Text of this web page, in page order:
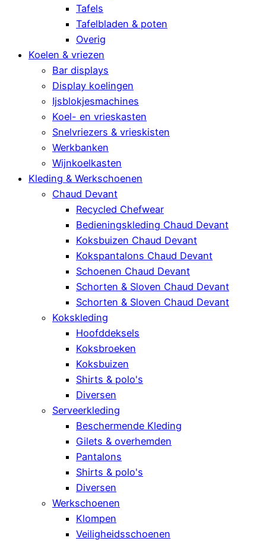
Tafels
Tafelbladen & poten
Overig
Koelen & vriezen
Bar displays
Display koelingen
Ijsblokjesmachines
Koel- en vrieskasten
Snelvriezers & vrieskisten
Werkbanken
Wijnkoelkasten
Kleding & Werkschoenen
Chaud Devant
Recycled Chefwear
Bedieningskleding Chaud Devant
Koksbuizen Chaud Devant
Kokspantalons Chaud Devant
Schoenen Chaud Devant
Schorten & Sloven Chaud Devant
Schorten & Sloven Chaud Devant
Kokskleding
Hoofddeksels
Koksbroeken
Koksbuizen
Shirts & polo's
Diversen
Serveerkleding
Beschermende Kleding
Gilets & overhemden
Pantalons
Shirts & polo's
Diversen
Werkschoenen
Klompen
Veiligheidsschoenen